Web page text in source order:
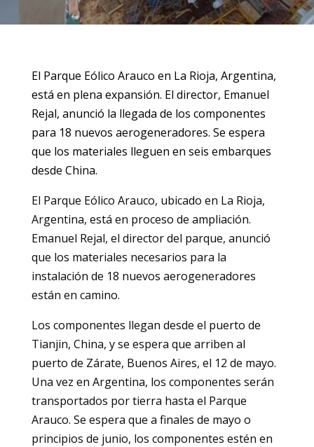
El Parque Eólico Arauco en La Rioja, Argentina,
está en plena expansión. El director, Emanuel
Rejal, anunció la llegada de los componentes
para 18 nuevos aerogeneradores. Se espera
que los materiales lleguen en seis embarques
desde China.
El Parque Eólico Arauco, ubicado en La Rioja,
Argentina, está en proceso de ampliación.
Emanuel Rejal, el director del parque, anunció
que los materiales necesarios para la
instalación de 18 nuevos aerogeneradores
están en camino.
Los componentes llegan desde el puerto de
Tianjin, China, y se espera que arriben al
puerto de Zárate, Buenos Aires, el 12 de mayo.
Una vez en Argentina, los componentes serán
transportados por tierra hasta el Parque
Arauco. Se espera que a finales de mayo o
principios de junio, los componentes estén en